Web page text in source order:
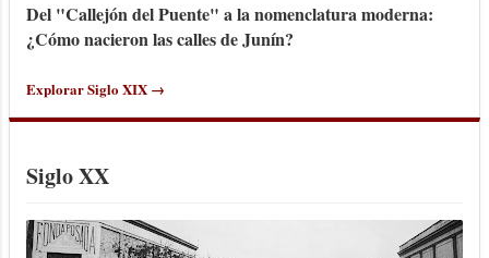
Del "Callejón del Puente" a la nomenclatura moderna:
¿Cómo nacieron las calles de Junín?
Explorar Siglo XIX →
Siglo XX